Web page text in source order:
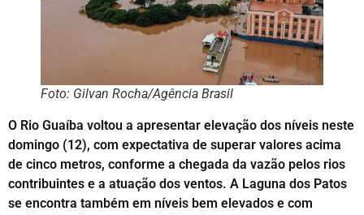
Foto: Gilvan Rocha/Agência Brasil
O Rio Guaíba voltou a apresentar elevação dos níveis neste
domingo (12), com expectativa de superar valores acima
de cinco metros, conforme a chegada da vazão pelos rios
contribuintes e a atuação dos ventos. A Laguna dos Patos
se encontra também em níveis bem elevados e com